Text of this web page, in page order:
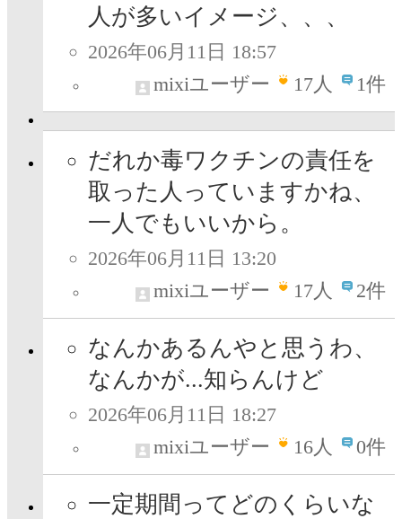
人が多いイメージ、、、
2026年06月11日 18:57
mixiユーザー
17人 1件
だれか毒ワクチンの責任を
取った人っていますかね、
一人でもいいから。
2026年06月11日 13:20
mixiユーザー
17人 2件
なんかあるんやと思うわ、
なんかが...知らんけど
2026年06月11日 18:27
mixiユーザー
16人 0件
一定期間ってどのくらいな